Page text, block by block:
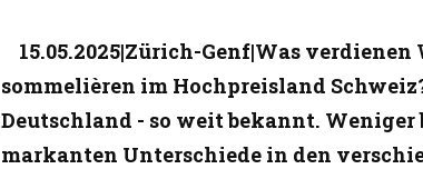
15.05.2025|Zürich-Genf|Was
sommelièren im Hochpreisland
Deutschland - so weit bekannt.
markanten Unterschiede in den